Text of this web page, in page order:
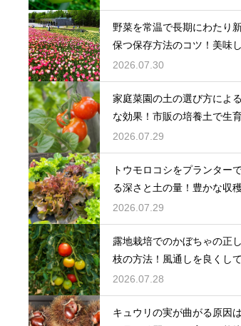
野菜を常温で長期にわたり
保つ保存方法のコツ！美味
べ切る
2026.07.30
家庭菜園の土の選び方によ
な効果！市販の培養土で生
的に改善
2026.07.29
トウモロコシをプランター
る深さと土の量！豊かな収
指す
2026.07.29
露地栽培でのかぼちゃの正
枝の方法！風通しを良くし
を予防
2026.07.28
キュウリの実が曲がる原因